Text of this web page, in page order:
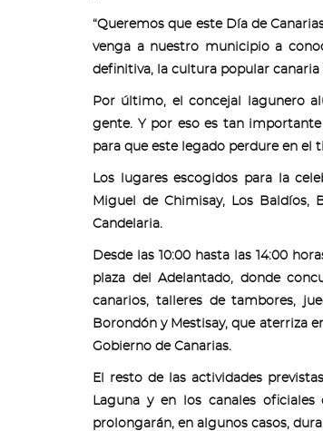
“Queremos que este Día de
venga a nuestro municipio a
definitiva, la cultura popular canaria
Por último, el concejal lagunero
gente. Y por eso es tan
para que este legado perdure en el
Los lugares escogidos para la
Miguel de Chimisay, Los Baldíos,
Candelaria.
Desde las 10:00 hasta las 14:00
plaza del Adelantado, donde
canarios, talleres de tambores,
Borondón y Mestisay, que aterriza
Gobierno de Canarias.
El resto de las actividades
Laguna y en los canales
prolongarán, en algunos casos,